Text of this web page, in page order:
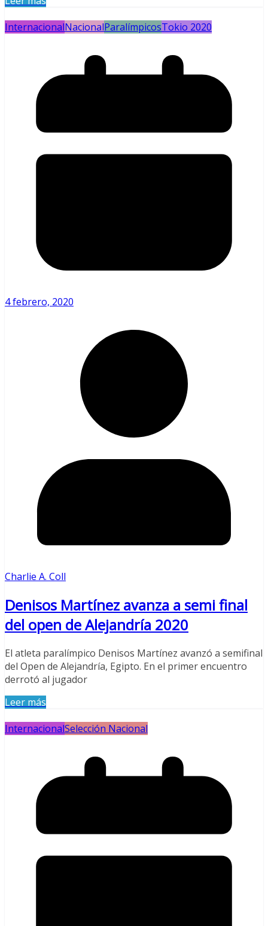
InternacionalNacionalParalímpicosTokio 2020
4 febrero, 2020
Charlie A. Coll
Denisos Martínez avanza a semi final
del open de Alejandría 2020
El atleta paralímpico Denisos Martínez avanzó a semifinal
del Open de Alejandría, Egipto. En el primer encuentro
derrotó al jugador
Leer más
InternacionalSelección Nacional